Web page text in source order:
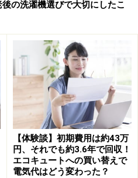
な健康保険（協会けんぽ、
るため、収入に応じた月の
り、上限額を超えた金額は
度）。あくまでも公的な健
保障するのが保険会社の医
るものは削りましょう。
の低いローンに借り換える
ローン残高1000万円、残り
金利）ならば、残りの返済
の洗濯機選びで大切にしたこ
【体験談】初期費用は約43万
円、それでも約3.6年で回収！
エコキュートへの買い替えで
電気代はどう変わった？